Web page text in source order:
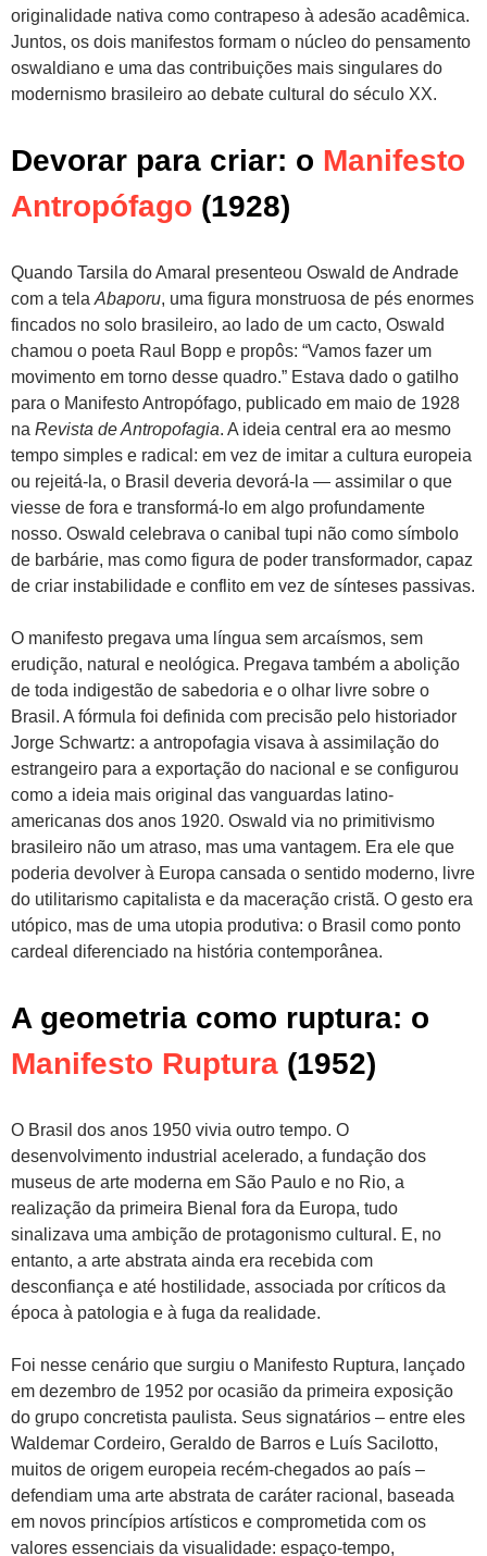
originalidade nativa como contrapeso à adesão acadêmica.
Juntos, os dois manifestos formam o núcleo do pensamento
oswaldiano e uma das contribuições mais singulares do
modernismo brasileiro ao debate cultural do século XX.
Devorar para criar: o Manifesto
Antropófago (1928)
Quando Tarsila do Amaral presenteou Oswald de Andrade
com a tela Abaporu, uma figura monstruosa de pés enormes
fincados no solo brasileiro, ao lado de um cacto, Oswald
chamou o poeta Raul Bopp e propôs: “Vamos fazer um
movimento em torno desse quadro.” Estava dado o gatilho
para o Manifesto Antropófago, publicado em maio de 1928
na Revista de Antropofagia. A ideia central era ao mesmo
tempo simples e radical: em vez de imitar a cultura europeia
ou rejeitá-la, o Brasil deveria devorá-la — assimilar o que
viesse de fora e transformá-lo em algo profundamente
nosso. Oswald celebrava o canibal tupi não como símbolo
de barbárie, mas como figura de poder transformador, capaz
de criar instabilidade e conflito em vez de sínteses passivas.
O manifesto pregava uma língua sem arcaísmos, sem
erudição, natural e neológica. Pregava também a abolição
de toda indigestão de sabedoria e o olhar livre sobre o
Brasil. A fórmula foi definida com precisão pelo historiador
Jorge Schwartz: a antropofagia visava à assimilação do
estrangeiro para a exportação do nacional e se configurou
como a ideia mais original das vanguardas latino-
americanas dos anos 1920. Oswald via no primitivismo
brasileiro não um atraso, mas uma vantagem. Era ele que
poderia devolver à Europa cansada o sentido moderno, livre
do utilitarismo capitalista e da maceração cristã. O gesto era
utópico, mas de uma utopia produtiva: o Brasil como ponto
cardeal diferenciado na história contemporânea.
A geometria como ruptura: o
Manifesto Ruptura (1952)
O Brasil dos anos 1950 vivia outro tempo. O
desenvolvimento industrial acelerado, a fundação dos
museus de arte moderna em São Paulo e no Rio, a
realização da primeira Bienal fora da Europa, tudo
sinalizava uma ambição de protagonismo cultural. E, no
entanto, a arte abstrata ainda era recebida com
desconfiança e até hostilidade, associada por críticos da
época à patologia e à fuga da realidade.
Foi nesse cenário que surgiu o Manifesto Ruptura, lançado
em dezembro de 1952 por ocasião da primeira exposição
do grupo concretista paulista. Seus signatários – entre eles
Waldemar Cordeiro, Geraldo de Barros e Luís Sacilotto,
muitos de origem europeia recém-chegados ao país –
defendiam uma arte abstrata de caráter racional, baseada
em novos princípios artísticos e comprometida com os
valores essenciais da visualidade: espaço-tempo,